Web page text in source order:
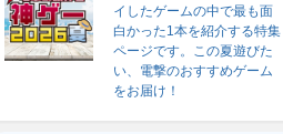
イしたゲームの中で最も面
白かった1本を紹介する特集
ページです。この夏遊びた
い、電撃のおすすめゲーム
をお届け！